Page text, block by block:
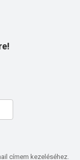
címem kezeléséhez.